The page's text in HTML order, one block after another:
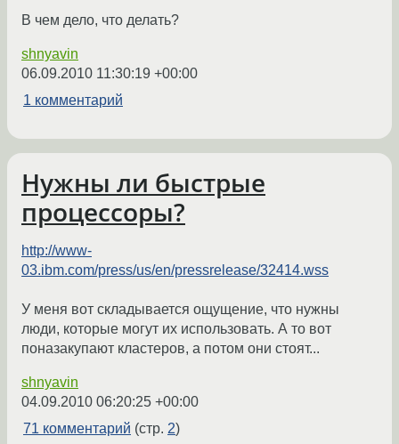
В чем дело, что делать?
shnyavin
06.09.2010 11:30:19 +00:00
1 комментарий
Нужны ли быстрые
процессоры?
http://www-
03.ibm.com/press/us/en/pressrelease/32414.wss
У меня вот складывается ощущение, что нужны
люди, которые могут их использовать. А то вот
поназакупают кластеров, а потом они стоят...
shnyavin
04.09.2010 06:20:25 +00:00
71 комментарий (стр. 2)